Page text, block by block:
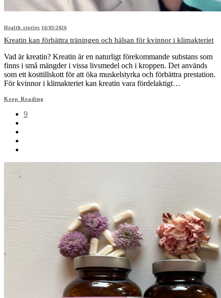
Health stories 16/03/2026
Kreatin kan förbättra träningen och hälsan för kvinnor i klimakteriet
Vad är kreatin? Kreatin är en naturligt förekommande substans som
finns i små mängder i vissa livsmedel och i kroppen. Det används
som ett kosttillskott för att öka muskelstyrka och förbättra prestation.
För kvinnor i klimakteriet kan kreatin vara fördelaktigt…
Keep Reading
9